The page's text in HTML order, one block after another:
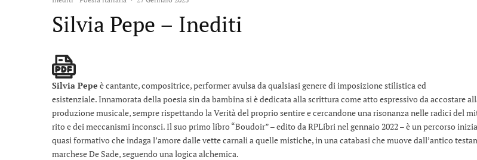
Silvia Pepe – Inediti
Silvia Pepe è cantante, compositrice, performer avulsa da qualsiasi genere di imposizione stilistica ed
esistenziale. Innamorata della poesia sin da bambina si è dedicata alla scrittura come atto espressivo da accostare
produzione musicale, sempre rispettando la Verità del proprio sentire e cercandone una risonanza nelle radici del
rito e dei meccanismi inconsci. Il suo primo libro “Boudoir” – edito da RPLibri nel gennaio 2022 – è un percorso
quasi formativo che indaga l’amore dalle vette carnali a quelle mistiche, in una catabasi che muove dall’antico
marchese De Sade, seguendo una logica alchemica.